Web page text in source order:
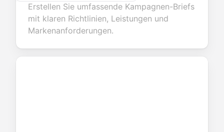
Erstellen Sie umfassende Kampagnen-Briefs
mit klaren Richtlinien, Leistungen und
Markenanforderungen.